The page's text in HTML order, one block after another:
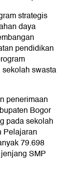
strategis
daya
pendidikan
swasta
penerimaan
Bogor
pada sekolah
Pelajaran
79.698
SMP